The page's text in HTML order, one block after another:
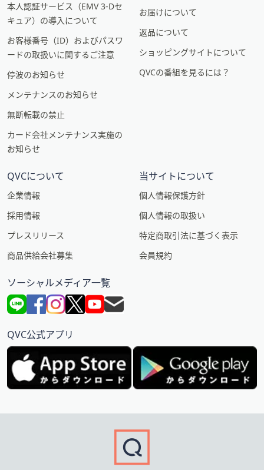
本人認証サービス（EMV 3-Dセ
キュア）の導入について
お客様番号（ID）およびパスワ
ードの取扱いに関するご注意
停波のお知らせ
メンテナンスのお知らせ
無断転載の禁止
カード会社メンテナンス実施の
お知らせ
お届けについて
返品について
ショッピングサイトについて
QVCの番組を見るには？
QVCについて
企業情報
採用情報
プレスリリース
商品供給会社募集
当サイトについて
個人情報保護方針
個人情報の取扱い
特定商取引法に基づく表示
会員規約
ソーシャルメディア一覧
QVC公式アプリ